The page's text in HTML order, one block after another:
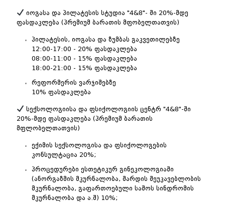
იოგასა და პილატესის სტუდია "4&8"- ში 20%-მდე
ფასდაკლება (პრემიუმ ბარათის მფობელთათვის)
პილატესის, იოგასა და ზუმბას გაკვეთილებზე
12:00-17:00 - 20% ფასდაკლება
08:00-11:00 - 15% ფასდაკლება
18:00-21:00 - 15% ფასდაკლება
რეფორმერის ვარჯიშებზე
10% ფასდაკლება
სექსოლოგიისა და ფსიქოლოგიის ცენტრ "4&8"-ში
20%-მდე ფასდაკლება (პრემიუმ ბარათის
მფლობელთათვის)
ექიმის სექსოლოგისა და ფსიქოლოგების
კონსულტაცია 20%;
პროცედურები ესთეტიკურ გინეკოლოგიაში
(ანორგაზმის მკურნალობა, შარდის შეუკავებლობის
მკურნალობა, გაფართოებული საშოს სინდრომის
მკურნალობა და ა.შ) 10%;